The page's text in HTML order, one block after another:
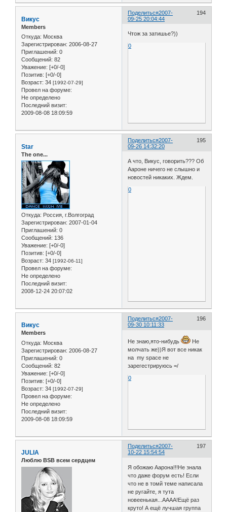
Поделиться 194
2007-
09-25 20:04:44
Викус
Members
Откуда: Москва
Зарегистрирован: 2006-08-27
Приглашений: 0
Сообщений: 82
Уважение: [+0/-0]
Позитив: [+0/-0]
Возраст: 34 [1992-07-29]
Провел на форуме:
Не определено
Последний визит:
2009-08-08 18:09:59
Чтож за затишье?))
0
Поделиться 195
2007-
09-26 14:32:20
Star
The one...
Откуда: Россия, г.Волгоград
Зарегистрирован: 2007-01-04
Приглашений: 0
Сообщений: 136
Уважение: [+0/-0]
Позитив: [+0/-0]
Возраст: 34 [1992-06-11]
Провел на форуме:
Не определено
Последний визит:
2008-12-24 20:07:02
А что, Викус, говорить??? Об
Аароне ничего не слышно и
новостей никаких. Ждем.
0
Поделиться 196
2007-
09-30 10:11:33
Викус
Members
Откуда: Москва
Зарегистрирован: 2006-08-27
Приглашений: 0
Сообщений: 82
Уважение: [+0/-0]
Позитив: [+0/-0]
Возраст: 34 [1992-07-29]
Провел на форуме:
Не определено
Последний визит:
2009-08-08 18:09:59
Не знаю,ято-нибудь
Не
молчать же))Я вот все никак
на my space не
зарегестрируюсь =/
0
Поделиться 197
2007-
10-22 15:54:54
JULIA
Люблю BSB всем сердцем
Я обожаю Аарона!!!Не знала
что даже форум есть! Если
что не в томй теме написала
не ругайте, я тута
новеенькая...АААА!Ещё раз
круто! А ещё лучшая группа